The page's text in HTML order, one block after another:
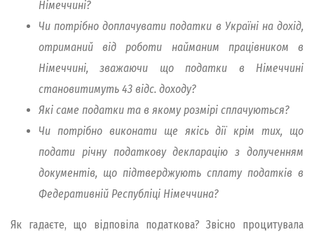
Німеччині?
Чи потрібно доплачувати податки в Україні на дохід,
отриманий від роботи найманим працівником в
Німеччині, зважаючи що податки в Німеччині
становитимуть 43 відс. доходу?
Які саме податки та в якому розмірі сплачуються?
Чи потрібно виконати ще якісь дії крім тих, що
подати річну податкову декларацію з долученням
документів, що підтверджують сплату податків в
Федеративній Республіці Німеччина?
Як гадаєте, що відповіла податкова? Звісно процитувала